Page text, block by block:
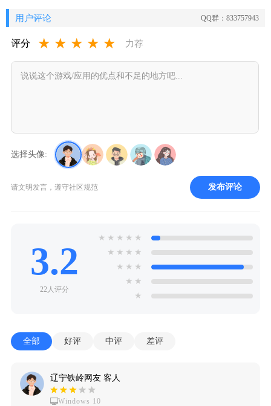
用户评论 QQ群：833757943
评分 ★ ★ ★ ★ ★ 力荐
选择头像:
请文明发言，遵守社区规范 发布评论
3.2
22人评分
★ ★ ★ ★ ★
★ ★ ★ ★
★ ★ ★
★ ★
★
全部 好评 中评 差评
辽宁铁岭网友 客人
Windows 10